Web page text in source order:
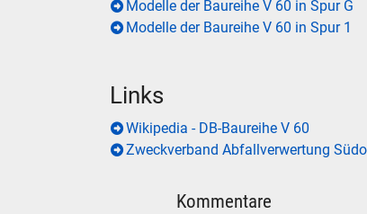
Modelle der Baureihe V 60 in Spur G
Modelle der Baureihe V 60 in Spur 1
Links
Wikipedia - DB-Baureihe V 60
Zweckverband Abfallverwertung
Kommentare